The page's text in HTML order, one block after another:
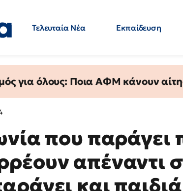
Τελευταία Νέα Εκπαίδευση
για όλους: Ποια ΑΦΜ κάνουν
που παράγει
απέναντι
και